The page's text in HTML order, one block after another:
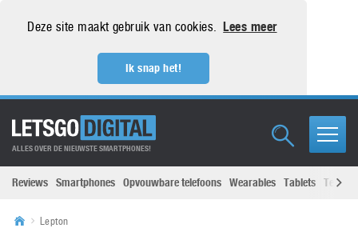
Deze site maakt gebruik van cookies. Lees meer
Ik snap het!
ALLES OVER DE NIEUWSTE SMARTPHONES!
Reviews Smartphones Opvouwbare telefoons Wearables Tablets
Lepton